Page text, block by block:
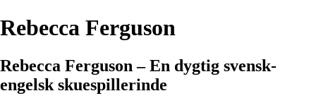
Rebecca Ferguson
Rebecca Ferguson – En dygtig svensk-
engelsk skuespillerinde